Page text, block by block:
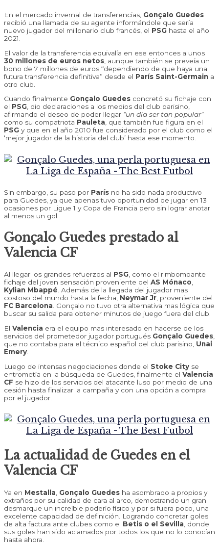
En el mercado invernal de transferencias, Gonçalo Guedes
recibió una llamada de su agente informándole que sería
nuevo jugador del millonario club francés, el PSG hasta el año
2021.
El valor de la transferencia equivalía en ese entonces a unos
30 millones de euros netos , aunque también se preveía un
bono de 7 millones de euros “dependiendo de que haya una
futura transferencia definitiva” desde el París Saint-Germain a
otro club.
Cuando finalmente Gonçalo Guedes concretó su fichaje con
el PSG, dio declaraciones a los medios del club parisino,
afirmando el deseo de poder llegar “un día ser tan popular”
como su compatriota Pauleta, que también fue figura en el
PSG y que en el año 2010 fue considerado por el club como el
‘mejor jugador de la historia del club’ hasta ese momento.
Sin embargo, su paso por París no ha sido nada productivo
para Guedes, ya que apenas tuvo oportunidad de jugar en 13
ocasiones por Ligue 1 y Copa de Francia pero sin lograr anotar
al menos un gol.
Gonçalo Guedes prestado al
Valencia CF
Al llegar los grandes refuerzos al PSG, como el rimbombante
fichaje del joven sensación proveniente del AS Mónaco,
Kylian Mbappé. Además de la llegada del jugador mas
costoso del mundo hasta la fecha, Neymar Jr, proveniente del
FC Barcelona. Gonçalo no tuvo otra alternativa mas lógica que
buscar su salida para obtener minutos de juego fuera del club.
El Valencia era el equipo mas interesado en hacerse de los
servicios del prometedor jugador portugués Gonçalo Guedes
que no contaba para el técnico español del club parisino, Unai
Emery
Luego de intensas negociaciones donde el Stoke City se
entrometía en la búsqueda de Guedes, finalmente el Valencia
CF se hizo de los servicios del atacante luso por medio de una
cesión hasta finalizar la campaña y con una opción a compra
por el jugador.
La actualidad de Guedes en el
Valencia CF
Ya en Mestalla Gonçalo Guedes ha asombrado a propios y
extraños por su calidad de cara al arco, demostrando un gran
desmarque un increíble poderío físico y por si fuera poco, una
excelente capacidad de definición. Logrando concretar goles
de alta factura ante clubes como el Betis o el Sevilla , donde
sus goles han sido aclamados por todos los que no lo conocían
hasta ahora.